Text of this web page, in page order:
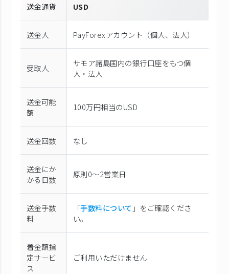
送金通貨 USD
送金人 PayForexアカウント（個⼈、法⼈）
受取人
サモア諸島国内の銀行口座をもつ個
人・法人
送金可能
額
100万円相当のUSD
送金回数 なし
送金にか
かる日数
原則0〜2営業日
送金手数
料
「手数料について 」をご確認くださ
い。
着金額指
定サービ
ス
ご利用いただけません